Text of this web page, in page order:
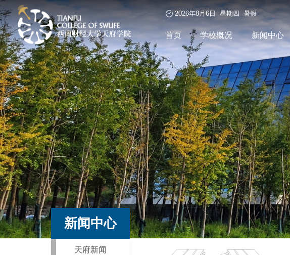
2026年8月6日 星期四 暑假
首页 学校概况 新闻中心
新闻中心
天府新闻